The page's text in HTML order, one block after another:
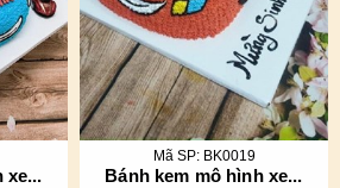
xe...
Mã SP: BK0019
Bánh kem mô hình xe...